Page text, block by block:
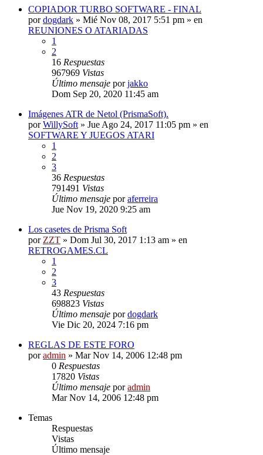
COPIADOR TURBO SOFTWARE - FINAL
pordogdark » Mié Nov 08, 2017 5:51 pm » en
REUNIONES O ATARIADAS
1
2
16 Respuestas
967969 Vistas
Último mensaje porjakko
Dom Sep 20, 2020 11:45 am
Imágenes ATR de Netol (PrismaSoft).
porWillySoft » Jue Ago 24, 2017 11:05 pm » en
SOFTWARE Y JUEGOS ATARI
1
2
3
36 Respuestas
791491 Vistas
Último mensaje poraferreira
Jue Nov 19, 2020 9:25 am
Los casetes de Prisma Soft
por ZZT » Dom Jul 30, 2017 1:13 am » en
RETROGAMES.CL
1
2
3
43 Respuestas
698823 Vistas
Último mensaje pordogdark
Vie Dic 20, 2024 7:16 pm
REGLAS DE ESTE FORO
poradmin » Mar Nov 14, 2006 12:48 pm
0 Respuestas
17820 Vistas
Último mensaje poradmin
Mar Nov 14, 2006 12:48 pm
Temas
Respuestas
Vistas
Último mensaje